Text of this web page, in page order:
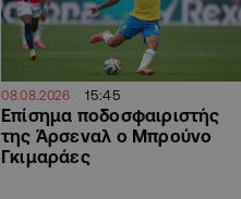
08.08.2026 15:45
Επίσημα ποδοσφαιριστής
της Άρσεναλ ο Μπρούνο
Γκιμαράες